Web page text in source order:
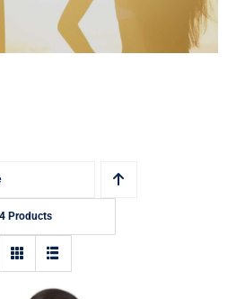
Products